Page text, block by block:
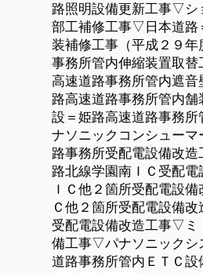
路照明設備更新工事▽シ
部工補修工事▽日本道路
装補修工事（平成 ２９ 年
事務所管内伸縮装置取替
高速道路事務所管内遮
路高速道路事務所管内
設＝姫路高速道路事務
ナソニックコンシュー
路事務所受配電設備改
路北線学園南ＩＣ受配
ＩＣ他２箇所受配電設
Ｃ他２箇所受配電設備
受配電設備改造工事▽ミ
備工事▽パナソニックシ
道路事務所管内ＥＴＣ